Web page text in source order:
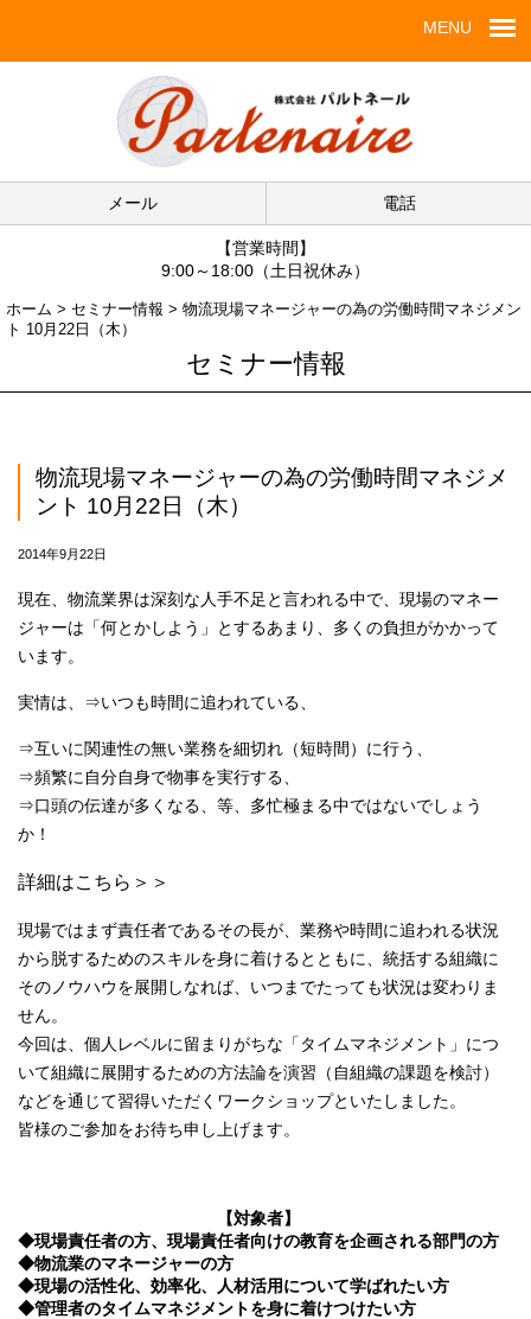
MENU
メール 電話
【営業時間】
9:00～18:00（土日祝休み）
ホーム > セミナー情報 > 物流現場マネージャーの為の労働時間マネジメン
ト 10月22日（木）
セミナー情報
物流現場マネージャーの為の労働時間マネジメ
ント 10月22日（木）
2014年9月22日
現在、物流業界は深刻な人手不足と言われる中で、現場のマネー
ジャーは「何とかしよう」とするあまり、多くの負担がかかって
います。
実情は、⇒いつも時間に追われている、
⇒互いに関連性の無い業務を細切れ（短時間）に行う、
⇒頻繁に自分自身で物事を実行する、
⇒口頭の伝達が多くなる、等、多忙極まる中ではないでしょう
か！
詳細はこちら＞＞
現場ではまず責任者であるその長が、業務や時間に追われる状況
から脱するためのスキルを身に着けるとともに、統括する組織に
そのノウハウを展開しなれば、いつまでたっても状況は変わりま
せん。
今回は、個人レベルに留まりがちな「タイムマネジメント」につ
いて組織に展開するための方法論を演習（自組織の課題を検討）
などを通じて習得いただくワークショップといたしました。
皆様のご参加をお待ち申し上げます。
【対象者】
◆現場責任者の方、現場責任者向けの教育を企画される部門の方
◆物流業のマネージャーの方
◆現場の活性化、効率化、人材活用について学ばれたい方
◆管理者のタイムマネジメントを身に着けつけたい方